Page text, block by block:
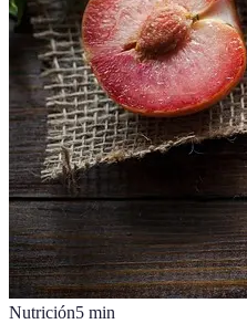
Nutrición5 min